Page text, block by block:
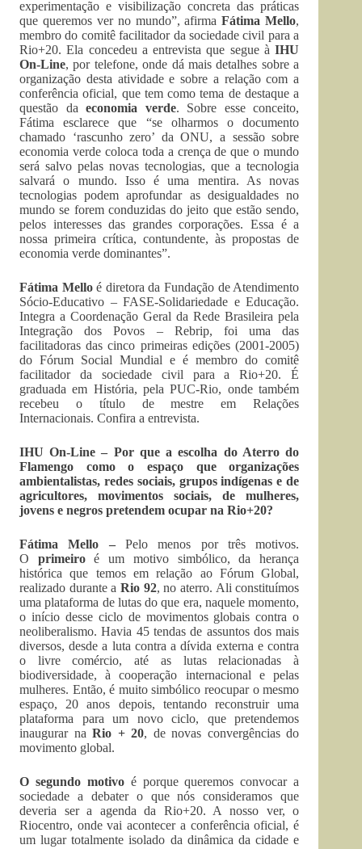
experimentação e visibilização concreta das práticas
que queremos ver no mundo”, afirmaFátima Mello,
membro do comitê facilitador da sociedade civil para a
Rio+20. Ela concedeu a entrevista que segue àIHU
On-Line, por telefone, onde dá mais detalhes sobre a
organização desta atividade e sobre a relação com a
conferência oficial, que tem como tema de destaque a
questão daeconomia verde. Sobre esse conceito,
Fátima esclarece que “se olharmos o documento
chamado ‘rascunho zero’ da ONU, a sessão sobre
economia verde coloca toda a crença de que o mundo
será salvo pelas novas tecnologias, que a tecnologia
salvará o mundo. Isso é uma mentira. As novas
tecnologias podem aprofundar as desigualdades no
mundo se forem conduzidas do jeito que estão sendo,
pelos interesses das grandes corporações. Essa é a
nossa primeira crítica, contundente, às propostas de
economia verde dominantes”.
Fátima Melloé diretora da Fundação de Atendimento
Sócio-Educativo – FASE-Solidariedade e Educação.
Integra a Coordenação Geral da Rede Brasileira pela
Integração dos Povos – Rebrip, foi uma das
facilitadoras das cinco primeiras edições (2001-2005)
do Fórum Social Mundial e é membro do comitê
facilitador da sociedade civil para a Rio+20. É
graduada em História, pela PUC-Rio, onde também
recebeu o título de mestre em Relações
Internacionais. Confira a entrevista.
IHU On-Line – Por que a escolha do Aterro do
Flamengo como o espaço que organizações
ambientalistas, redes sociais, grupos indígenas e de
agricultores, movimentos sociais, de mulheres,
jovens e negros pretendem ocupar na Rio+20?
Fátima Mello – Pelo menos por três motivos.
O primeiroé um motivo simbólico, da herança
histórica que temos em relação ao Fórum Global,
realizado durante a Rio 92, no aterro. Ali constituímos
uma plataforma de lutas do que era, naquele momento,
o início desse ciclo de movimentos globais contra o
neoliberalismo. Havia 45 tendas de assuntos dos mais
diversos, desde a luta contra a dívida externa e contra
o livre comércio, até as lutas relacionadas à
biodiversidade, à cooperação internacional e pelas
mulheres. Então, é muito simbólico reocupar o mesmo
espaço, 20 anos depois, tentando reconstruir uma
plataforma para um novo ciclo, que pretendemos
inaugurar naRio + 20, de novas convergências do
movimento global.
O segundo motivoé porque queremos convocar a
sociedade a debater o que nós consideramos que
deveria ser a agenda da Rio+20. A nosso ver, o
Riocentro, onde vai acontecer a conferência oficial, é
um lugar totalmente isolado da dinâmica da cidade e